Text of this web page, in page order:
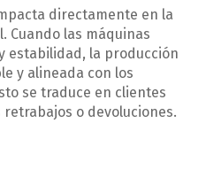
directamente en la
Cuando las máquinas
estabilidad, la producción
y alineada con los
se traduce en clientes
o devoluciones.